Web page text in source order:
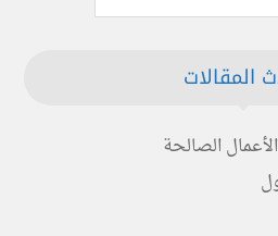
المقالات
الصالحة